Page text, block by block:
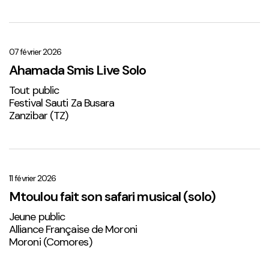
Live
Solo
1
07 février 2026
Ahamada Smis Live Solo
Tout public
Festival Sauti Za Busara
Zanzibar (TZ)
son
safari
musical
(solo)
11 février 2026
Mtoulou fait son safari musical (solo)
Jeune public
Alliance Française de Moroni
Moroni (Comores)